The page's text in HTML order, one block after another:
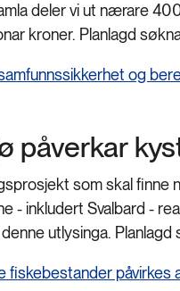
deler vi ut nærare
kroner. Planlagd
og
påverkar
som skal
- inkludert Svalbard -
utlysinga.
påvirkes